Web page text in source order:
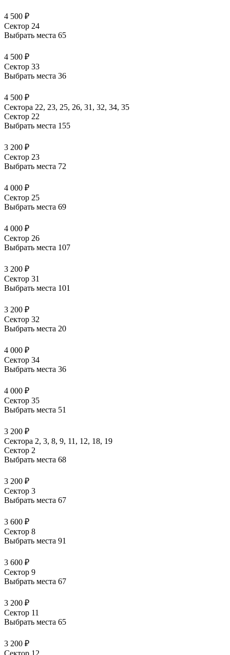
4 500 ₽
Сектор 24
Выбрать места 65
4 500 ₽
Сектор 33
Выбрать места 36
4 500 ₽
Сектора 22, 23, 25, 26, 31, 32, 34, 35
Сектор 22
Выбрать места 155
3 200 ₽
Сектор 23
Выбрать места 72
4 000 ₽
Сектор 25
Выбрать места 69
4 000 ₽
Сектор 26
Выбрать места 107
3 200 ₽
Сектор 31
Выбрать места 101
3 200 ₽
Сектор 32
Выбрать места 20
4 000 ₽
Сектор 34
Выбрать места 36
4 000 ₽
Сектор 35
Выбрать места 51
3 200 ₽
Сектора 2, 3, 8, 9, 11, 12, 18, 19
Сектор 2
Выбрать места 68
3 200 ₽
Сектор 3
Выбрать места 67
3 600 ₽
Сектор 8
Выбрать места 91
3 600 ₽
Сектор 9
Выбрать места 67
3 200 ₽
Сектор 11
Выбрать места 65
3 200 ₽